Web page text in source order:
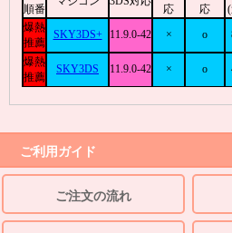
ご利用ガイド
ご注文の流れ